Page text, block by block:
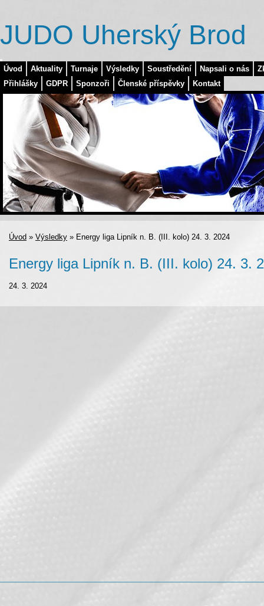
Úvod Aktuality Turnaje Výsledky Soustředění Napsali o nás
Přihlášky
GDPR Sponzoři Členské příspěvky Kontakt
JUDO Uherský Brod
Úvod » Výsledky » Energy liga Lipník n. B. (III. kolo) 24. 3. 2024
Energy liga Lipník n. B. (III. kolo) 24. 3.
24. 3. 2024